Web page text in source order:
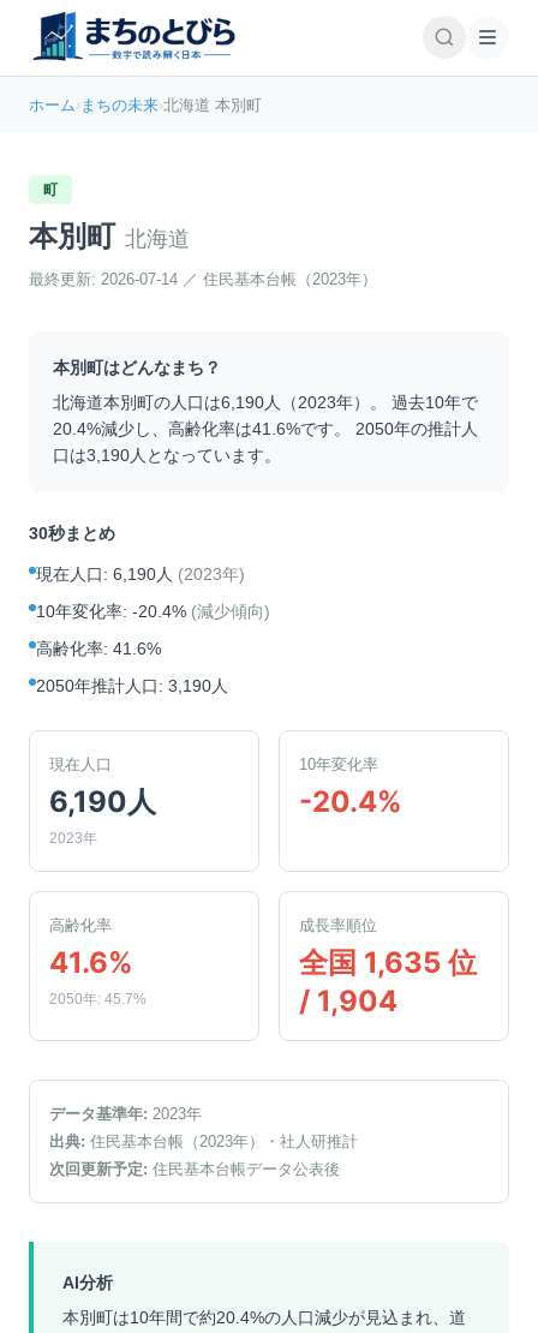
ホーム›まちの未来›北海道 本別町
町
本別町 北海道
最終更新: 2026-07-14 ／ 住民基本台帳（2023年）
本別町はどんなまち？
北海道本別町の人口は6,190人（2023年）。 過去10年で
20.4%減少し、高齢化率は41.6%です。 2050年の推計人
口は3,190人となっています。
30秒まとめ
現在人口: 6,190人 (2023年)
10年変化率: -20.4% (減少傾向)
高齢化率: 41.6%
2050年推計人口: 3,190人
現在人口
6,190人
2023年
10年変化率
-20.4%
高齢化率
41.6%
2050年: 45.7%
成長率順位
全国 1,635 位
/ 1,904
データ基準年: 2023年
出典: 住民基本台帳（2023年）
・社人研推計
次回更新予定: 住民基本台帳データ公表後
AI分析
本別町は10年間で約20.4%の人口減少が見込まれ、道